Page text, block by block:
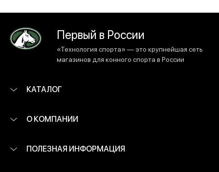
Первый в России
«Технология спорта» — это крупнейшая сеть
магазинов для конного спорта в России
КАТАЛОГ
О КОМПАНИИ
ПОЛЕЗНАЯ ИНФОРМАЦИЯ